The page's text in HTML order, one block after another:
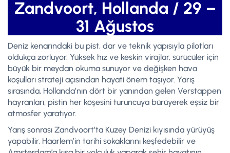
Zandvoort, Hollanda / 29 –
31 Ağustos
Deniz kenarındaki bu pist, dar ve teknik yapısıyla pilotları
oldukça zorluyor. Yüksek hız ve keskin virajlar, sürücüler için
büyük bir meydan okuma sunuyor ve değişken hava
koşulları strateji açısından hayati önem taşıyor. Yarış
sırasında, Hollanda’nın dört bir yanından gelen Verstappen
hayranları, pistin her köşesini turuncuya bürüyerek eşsiz bir
atmosfer yaratıyor.
Yarış sonrası Zandvoort’ta Kuzey Denizi kıyısında yürüyüş
yapabilir, Haarlem’in tarihi sokaklarını keşfedebilir ve